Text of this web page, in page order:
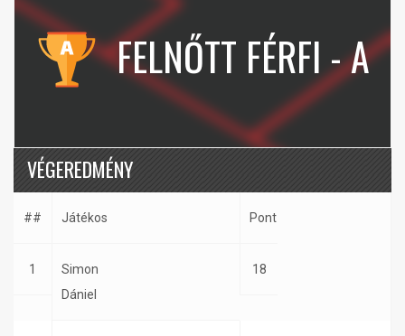
FELNŐTT FÉRFI - A
VÉGEREDMÉNY
## Játékos Pont
1
Simon
Dániel
18